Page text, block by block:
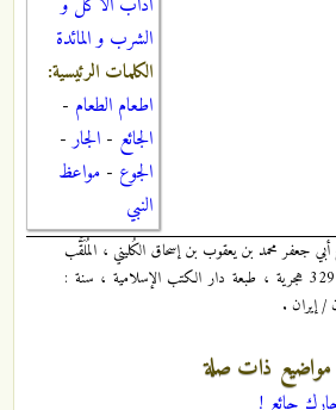
الشرب و المائدة
الكلمات الرئيسية:
اطعام الطعام -
الجائع - الجار-
الجوع - مواعظ
النبي
668 ، للشيخ أبي جعفر محمد بن يعقوب بن إسحاق الكُليني ، المُلَقَّب
بثقة الإسلام ، المتوفى سنة : 329 هجرية ، طبعة دار الكتب الإسلامية ، سنة :
مواضيع ذات صلة